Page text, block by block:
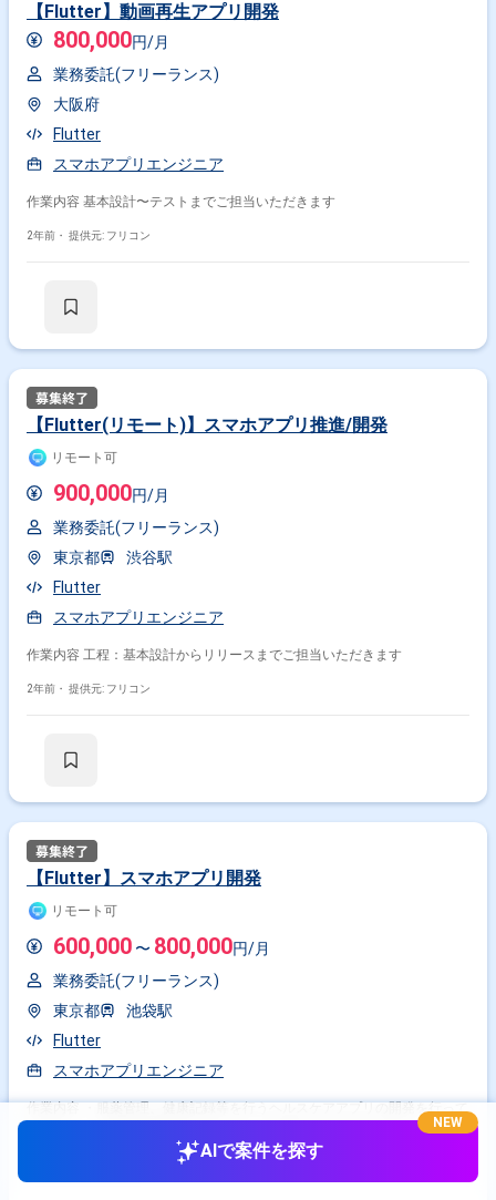
【Flutter】動画再生アプリ開発
800,000円/月
業務委託(フリーランス)
大阪府
Flutter
スマホアプリエンジニア
作業内容 基本設計〜テストまでご担当いただきます
2年前・ 提供元: フリコン
【Flutter(リモート)】スマホアプリ推進/開発
リモート可
900,000円/月
業務委託(フリーランス)
東京都
渋谷駅
Flutter
スマホアプリエンジニア
作業内容 工程：基本設計からリリースまでご担当いただきます
2年前・ 提供元: フリコン
【Flutter】スマホアプリ開発
リモート可
600,000 〜 800,000円/月
業務委託(フリーランス)
東京都
池袋駅
Flutter
スマホアプリエンジニア
作業内容 ・服薬管理、健康記録等を行うヘルスケアアプリの開発を行って
AIで案件を探す
NEW